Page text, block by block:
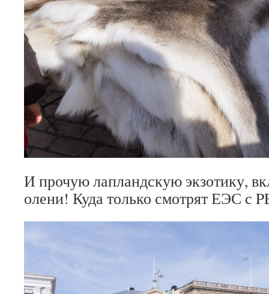
И прочую лапландскую экзотику,
олени! Куда только смотрят ЕЭС с